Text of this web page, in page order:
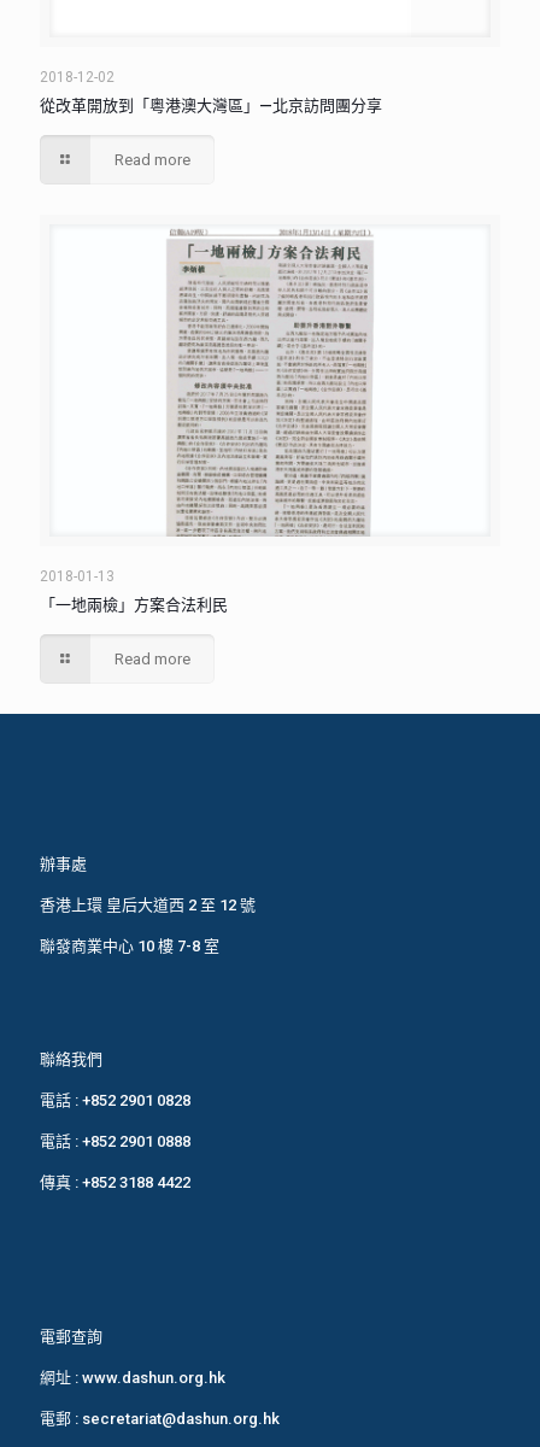
2018-12-02
從改革開放到「粵港澳大灣區」—北京訪問團分享
Read more
2018-01-13
「一地兩檢」方案合法利民
Read more
辦事處
香港上環 皇后大道西 2 至 12 號
聯發商業中心 10 樓 7-8 室
聯絡我們
電話 : +852 2901 0828
電話 : +852 2901 0888
傳真 : +852 3188 4422
電郵查詢
網址 : www.dashun.org.hk
電郵 : secretariat@dashun.org.hk